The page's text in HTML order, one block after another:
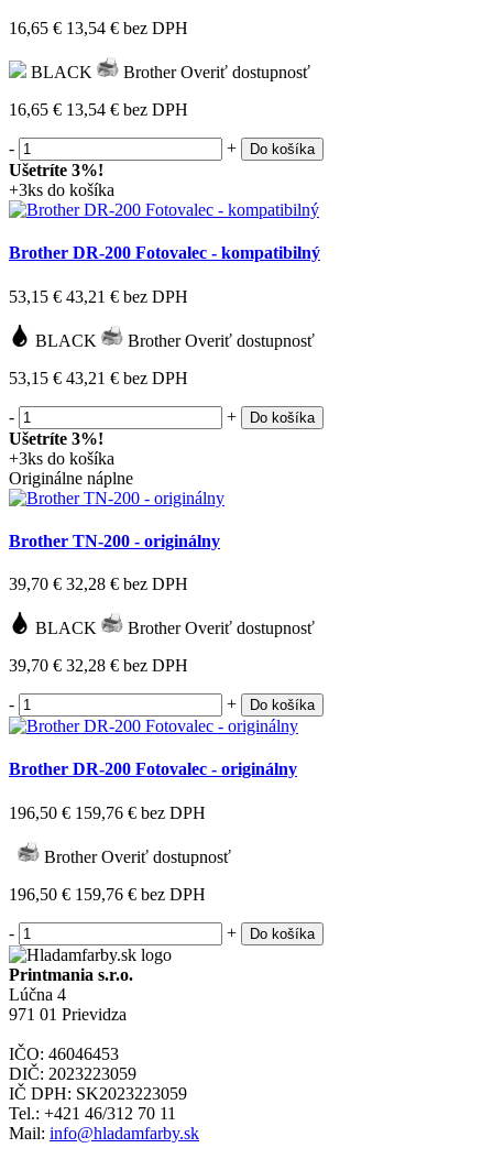
16,65 € 13,54 € bez DPH
BLACK Brother Overiť dostupnosť
16,65 € 13,54 € bez DPH
- + Do košíka
Ušetríte 3%!
+3ks do košíka
Brother DR-200 Fotovalec - kompatibilný
53,15 € 43,21 € bez DPH
BLACK Brother Overiť dostupnosť
53,15 € 43,21 € bez DPH
- + Do košíka
Ušetríte 3%!
+3ks do košíka
Originálne náplne
Brother TN-200 - originálny
39,70 € 32,28 € bez DPH
BLACK Brother Overiť dostupnosť
39,70 € 32,28 € bez DPH
- + Do košíka
Brother DR-200 Fotovalec - originálny
196,50 € 159,76 € bez DPH
Brother Overiť dostupnosť
196,50 € 159,76 € bez DPH
- + Do košíka
Printmania s.r.o.
Lúčna 4
971 01 Prievidza
IČO: 46046453
DIČ: 2023223059
IČ DPH: SK2023223059
Tel.: +421 46/312 70 11
Mail: info@hladamfarby.sk